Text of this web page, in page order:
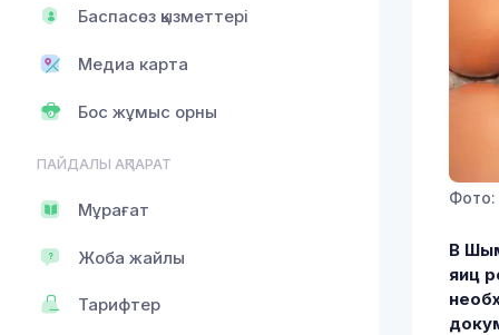
Баспасөз қызметтері
Медиа карта
Бос жұмыс орны
ПАЙДАЛЫ АҚПАРАТ
Мұрағат
Жоба жайлы
Тарифтер
Фото:
В
яиц